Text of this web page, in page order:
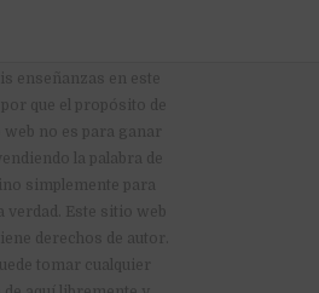
enseñanzas en este
que el propósito de
no es para ganar
la palabra de
simplemente para
verdad. Este sitio web
derechos de autor.
tomar cualquier